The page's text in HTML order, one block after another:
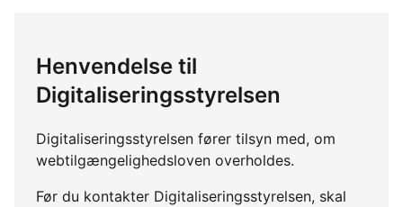
Henvendelse til
Digitaliseringsstyrelsen
Digitaliseringsstyrelsen fører tilsyn med, om
webtilgængelighedsloven overholdes.
Før du kontakter Digitaliseringsstyrelsen, skal